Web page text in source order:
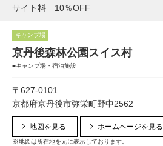
サイト料 10％OFF
キャンプ場
京丹後森林公園スイス村
■キャンプ場・宿泊施設
〒627-0101
京都府京丹後市弥栄町野中2562
地図を見る
※地図は所在地を元に表示しております。
ホームページを見る